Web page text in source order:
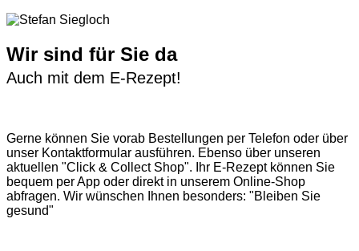
Wir sind für Sie da
Auch mit dem E-Rezept!
Gerne können Sie vorab Bestellungen per Telefon oder über
unser Kontaktformular ausführen. Ebenso über unseren
aktuellen "Click & Collect Shop". Ihr E-Rezept können Sie
bequem per App oder direkt in unserem Online-Shop
abfragen. Wir wünschen Ihnen besonders: "Bleiben Sie
gesund"